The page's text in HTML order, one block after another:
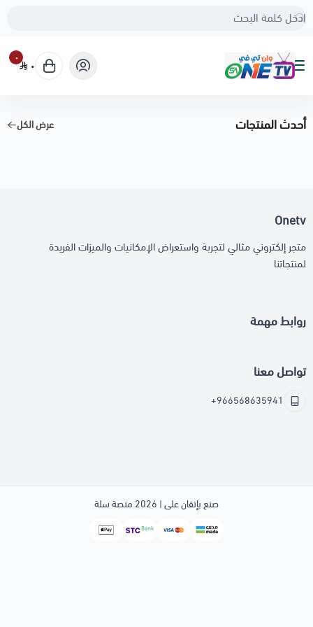
Onetv
٠
٠
أحدث المنتجات عرض الكل
Onetv
متجر إلكتروني مثالي لتجربة واستعراض الإمكانيات والميزات الفريدة
لمنتجاتنا
روابط مهمة
تواصل معنا
+966568635941
صنع بإتقان على | 2026 منصة سلة